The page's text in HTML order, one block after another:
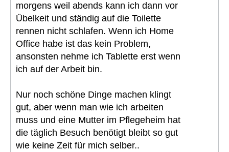
morgens weil abends kann ich dann vor
Übelkeit und ständig auf die Toilette
rennen nicht schlafen. Wenn ich Home
Office habe ist das kein Problem,
ansonsten nehme ich Tablette erst wenn
ich auf der Arbeit bin.
Nur noch schöne Dinge machen klingt
gut, aber wenn man wie ich arbeiten
muss und eine Mutter im Pflegeheim hat
die täglich Besuch benötigt bleibt so gut
wie keine Zeit für mich selber..